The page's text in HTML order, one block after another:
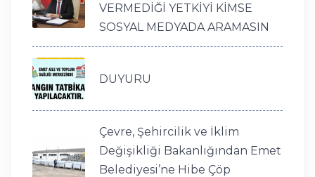
VERMEDİĞİ YETKİYİ KİMSE
SOSYAL MEDYADA ARAMASIN
DUYURU
Çevre, Şehircilik ve İklim
Değişikliği Bakanlığından Emet
Belediyesi’ne Hibe Çöp